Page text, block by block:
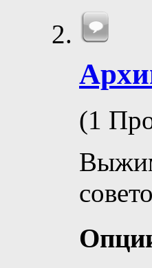
(1